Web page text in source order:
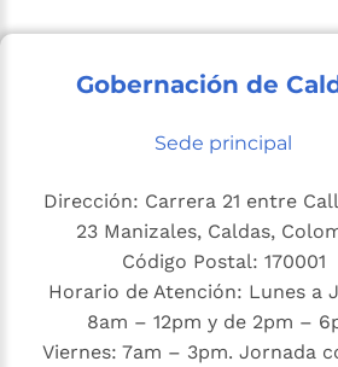
Gobernación de
Sede principal
Dirección: Carrera 21 entre
23 Manizales, Caldas,
Código Postal: 170001
Horario de Atención: Lunes a
8am – 12pm y de 2pm –
Viernes: 7am – 3pm. Jornada